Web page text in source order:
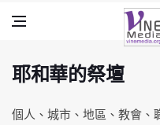
耶和華的祭壇
Vine Media
葡萄樹傳媒
耶和華的祭壇
個人、城市、地區、教會、